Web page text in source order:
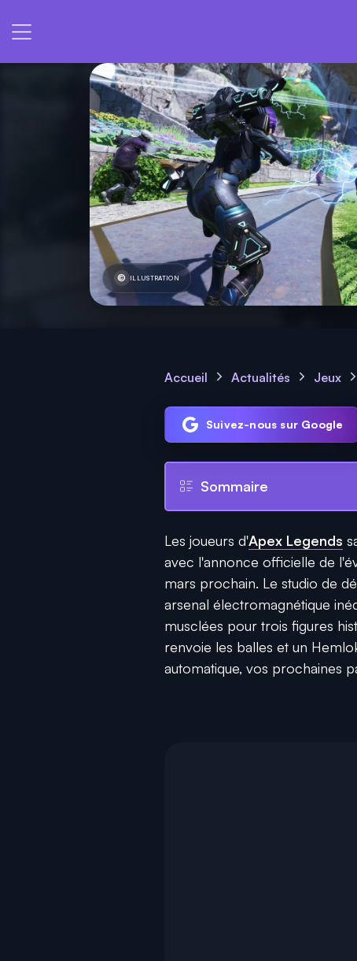
ILLUSTRATION
Accueil Actualités Jeux
Suivez-nous sur Google
Sommaire
Les joueurs d'Apex Legends
avec l'annonce officielle de
mars prochain. Le studio de
arsenal électromagnétique
musclées pour trois figures
renvoie les balles et un
automatique, vos prochaines